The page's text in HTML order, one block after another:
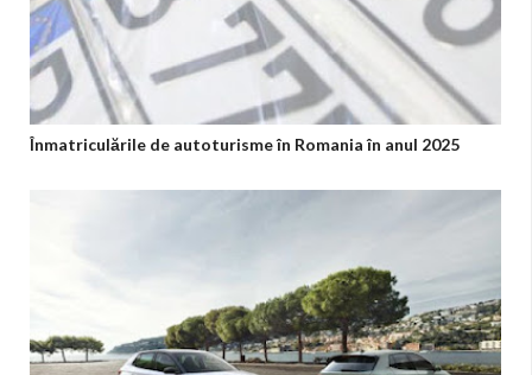
Înmatriculările de autoturisme în Romania în anul 2025